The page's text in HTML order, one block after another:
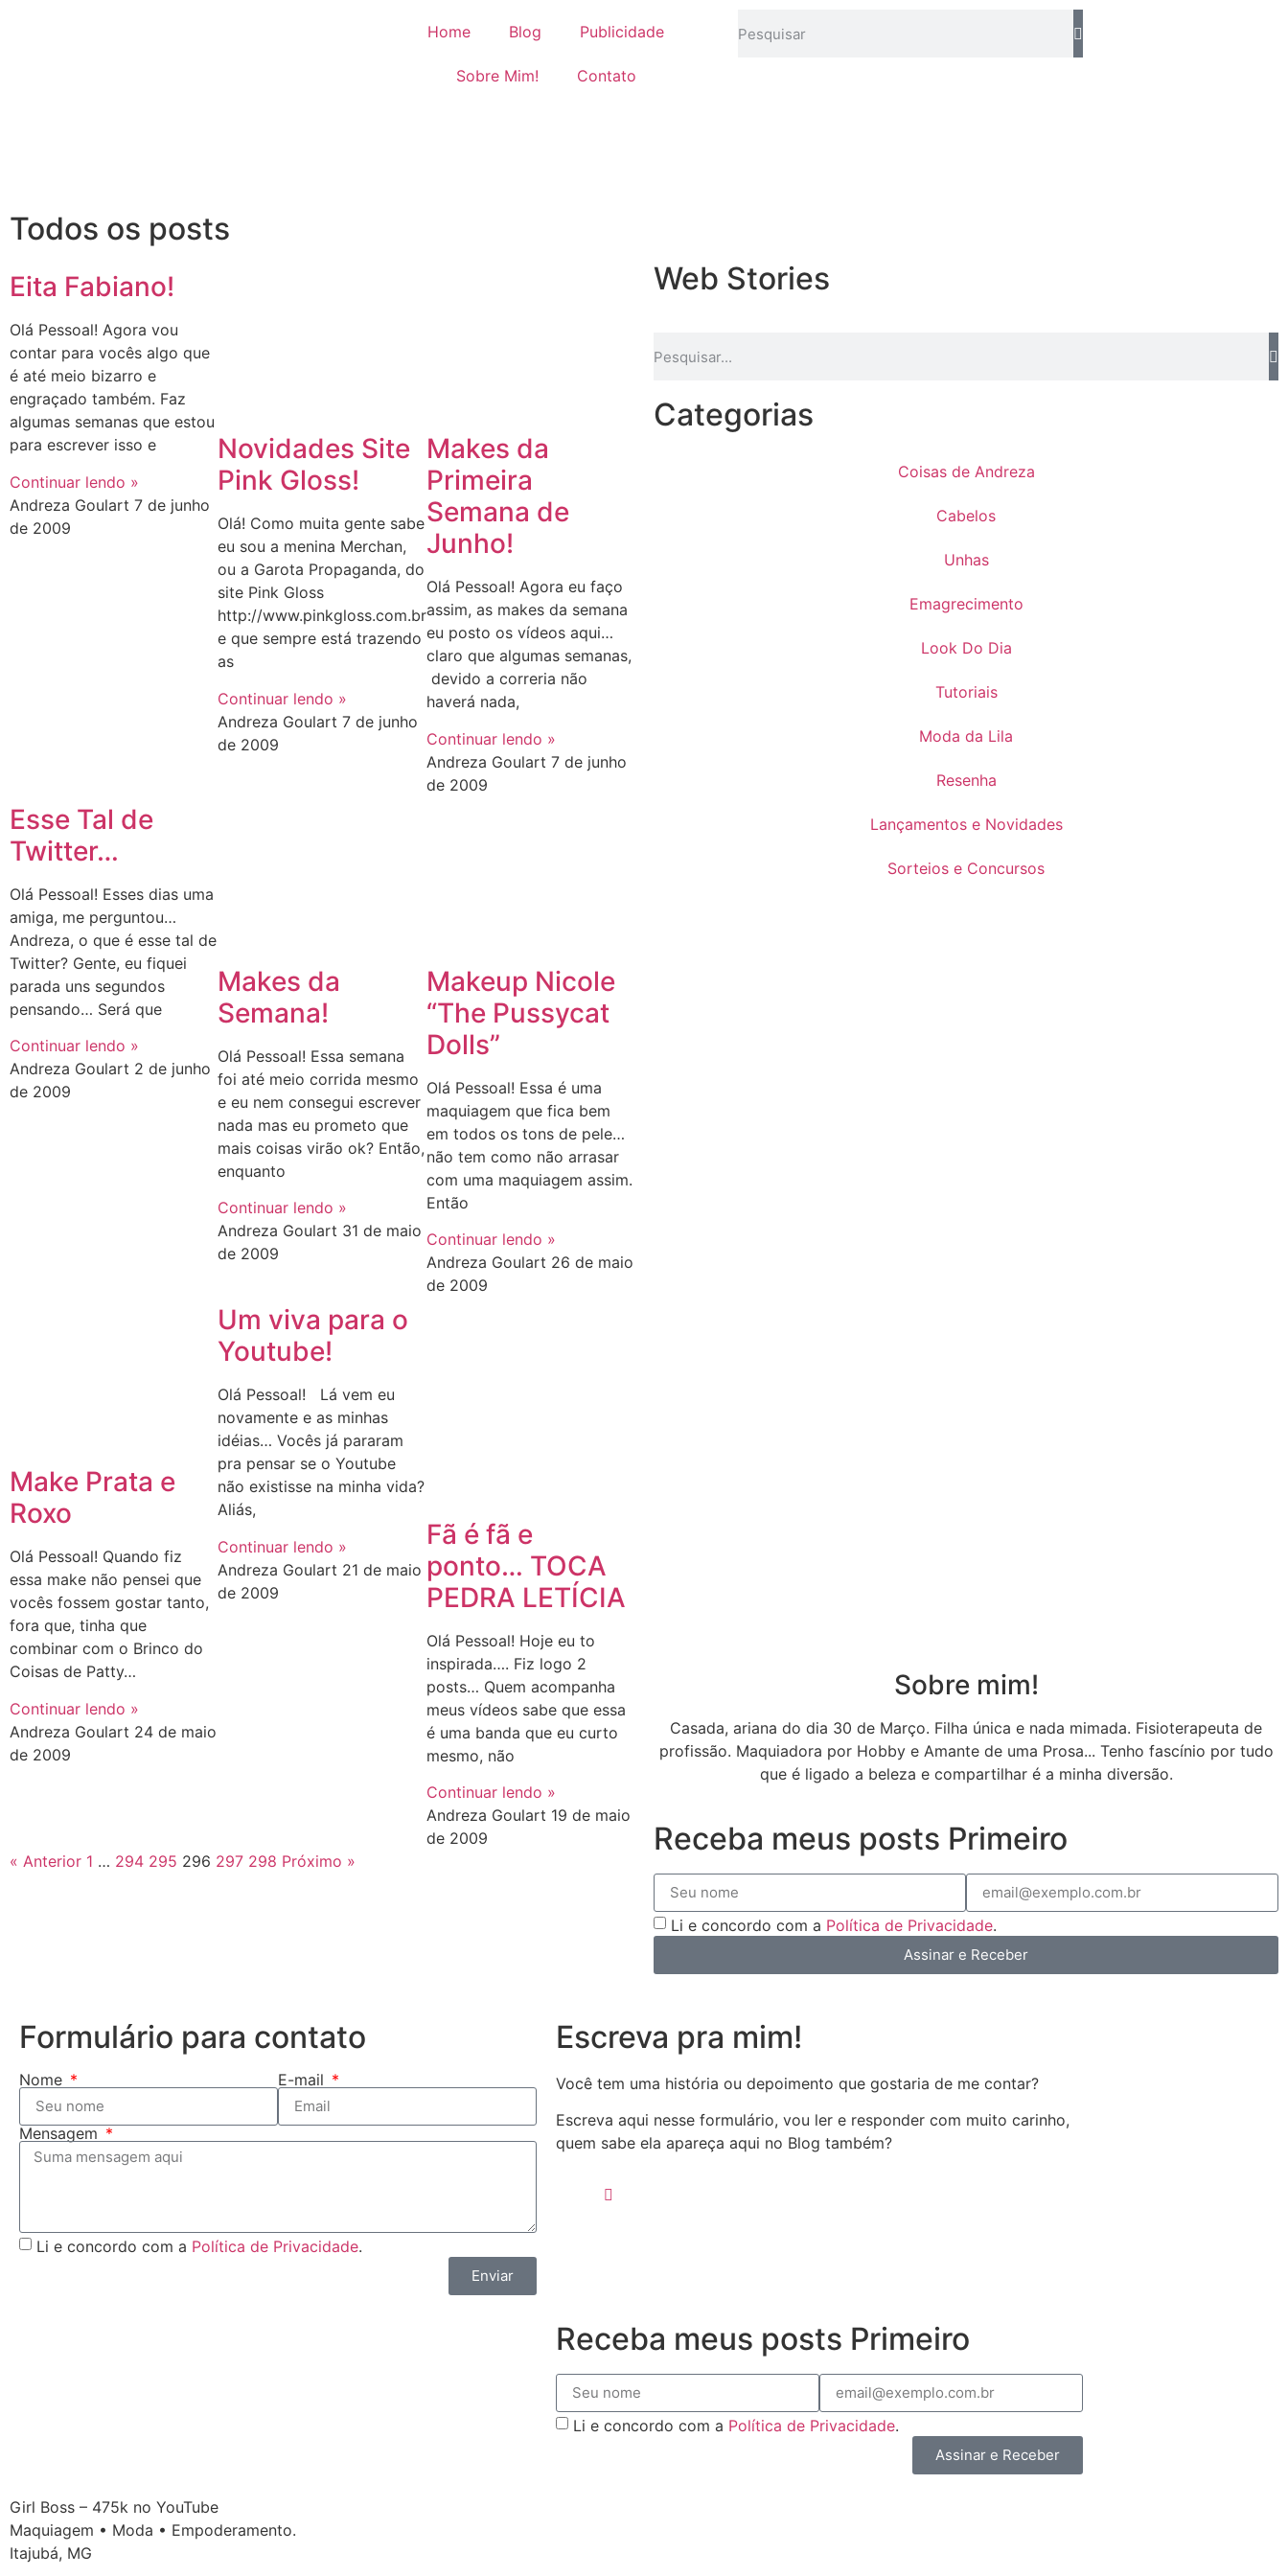
Home Blog Publicidade
Sobre Mim! Contato
Todos os posts
Eita Fabiano!
Olá Pessoal! Agora vou
contar para vocês algo que
é até meio bizarro e
engraçado também. Faz
algumas semanas que estou
para escrever isso e
Continuar lendo »
Andreza Goulart 7 de junho
de 2009
Novidades Site
Pink Gloss!
Olá! Como muita gente sabe
eu sou a menina Merchan,
ou a Garota Propaganda, do
site Pink Gloss
http://www.pinkgloss.com.br
e que sempre está trazendo
as
Continuar lendo »
Andreza Goulart7 de junho
de 2009
Makes da
Primeira
Semana de
Junho!
Olá Pessoal! Agora eu faço
assim, as makes da semana
eu posto os vídeos aqui…
claro que algumas semanas,
devido a correria não
haverá nada,
Continuar lendo »
Andreza Goulart 7 de junho
de 2009
Esse Tal de
Twitter…
Olá Pessoal! Esses dias uma
amiga, me perguntou…
Andreza, o que é esse tal de
Twitter? Gente, eu fiquei
parada uns segundos
pensando… Será que
Continuar lendo »
Andreza Goulart 2 de junho
de 2009
Makes da
Semana!
Olá Pessoal! Essa semana
foi até meio corrida mesmo
e eu nem consegui escrever
nada mas eu prometo que
mais coisas virão ok? Então,
enquanto
Continuar lendo »
Andreza Goulart 31 de maio
de 2009
Makeup Nicole
“The Pussycat
Dolls”
Olá Pessoal! Essa é uma
maquiagem que fica bem
em todos os tons de pele…
não tem como não arrasar
com uma maquiagem assim.
Então
Continuar lendo »
Andreza Goulart 26 de maio
de 2009
Make Prata e
Roxo
Olá Pessoal! Quando fiz
essa make não pensei que
vocês fossem gostar tanto,
fora que, tinha que
combinar com o Brinco do
Coisas de Patty…
Continuar lendo »
Andreza Goulart 24 de maio
de 2009
Um viva para o
Youtube!
Olá Pessoal! Lá vem eu
novamente e as minhas
idéias… Vocês já pararam
pra pensar se o Youtube
não existisse na minha vida?
Aliás,
Continuar lendo »
Andreza Goulart 21 de maio
de 2009
Fã é fã e
ponto… TOCA
PEDRA LETÍCIA
Olá Pessoal! Hoje eu to
inspirada…. Fiz logo 2
posts… Quem acompanha
meus vídeos sabe que essa
é uma banda que eu curto
mesmo, não
Continuar lendo »
Andreza Goulart 19 de maio
de 2009
« Anterior 1 … 294 295 296 297 298 Próximo »
Web Stories
Categorias
Coisas de Andreza
Cabelos
Unhas
Emagrecimento
Look Do Dia
Tutoriais
Moda da Lila
Resenha
Lançamentos e Novidades
Sorteios e Concursos
Sobre mim!
Casada, ariana do dia 30 de Março. Filha única e nada mimada. Fisioterapeuta de
profissão. Maquiadora por Hobby e Amante de uma Prosa... Tenho fascínio por tudo
que é ligado a beleza e compartilhar é a minha diversão.
Receba meus posts Primeiro
Li e concordo com a Política de Privacidade.
Assinar e Receber
Formulário para contato
Nome E-mail
Mensagem
Li e concordo com a Política de Privacidade.
Enviar
Escreva pra mim!
Você tem uma história ou depoimento que gostaria de me contar?
Escreva aqui nesse formulário, vou ler e responder com muito carinho,
quem sabe ela apareça aqui no Blog também?
Girl Boss – 475k no YouTube
Maquiagem • Moda • Empoderamento.
Itajubá, MG
Receba meus posts Primeiro
Li e concordo com a Política de Privacidade.
Assinar e Receber